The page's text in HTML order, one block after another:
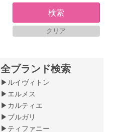
検索
クリア
全ブランド検索
▶ルイヴィトン
▶エルメス
▶カルティエ
▶ブルガリ
▶ティファニー